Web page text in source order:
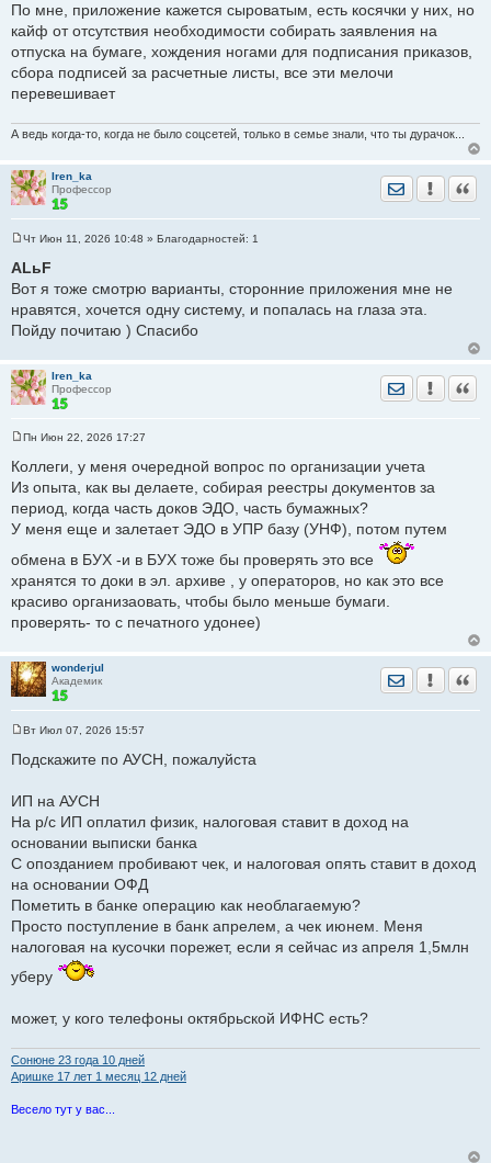
По мне, приложение кажется сыроватым, есть косячки у них, но
кайф от отсутствия необходимости собирать заявления на
отпуска на бумаге, хождения ногами для подписания приказов,
сбора подписей за расчетные листы, все эти мелочи
перевешивает
А ведь когда-то, когда не было соцсетей, только в семье знали, что ты дурачок...
Iren_ka
Профессор
Отправить
о
о
б
е
н
Чт Июн 11, 2026 10:48 » Благодарностей: 1
ALьF
Вот я тоже смотрю варианты, сторонние приложения мне не
нравятся, хочется одну систему, и попалась на глаза эта.
Пойду почитаю ) Спасибо
Iren_ka
Профессор
Отправить
о
б
е
н
е
Пн Июн 22, 2026 17:27
Коллеги, у меня очередной вопрос по организации учета
Из опыта, как вы делаете, собирая реестры документов за
период, когда часть доков ЭДО, часть бумажных?
У меня еще и залетает ЭДО в УПР базу (УНФ), потом путем
обмена в БУХ -и в БУХ тоже бы проверять это все
хранятся то доки в эл. архиве , у операторов, но как это все
красиво организаовать, чтобы было меньше бумаги.
проверять- то с печатного удонее)
wonderjul
Академик
Отправить
о
е
н
е
Вт Июл 07, 2026 15:57
Подскажите по АУСН, пожалуйста
ИП на АУСН
На р/с ИП оплатил физик, налоговая ставит в доход на
основании выписки банка
С опозданием пробивают чек, и налоговая опять ставит в доход
на основании ОФД
Пометить в банке операцию как необлагаемую?
Просто поступление в банк апрелем, а чек июнем. Меня
налоговая на кусочки порежет, если я сейчас из апреля 1,5млн
уберу
может, у кого телефоны октябрьской ИФНС есть?
Сонюне 23 годa 10 дней
Аришке 17 лет 1 месяц 12 дней
Весело тут у вас...